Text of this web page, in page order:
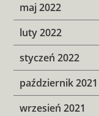
maj 2022
luty 2022
styczeń 2022
październik 2021
wrzesień 2021